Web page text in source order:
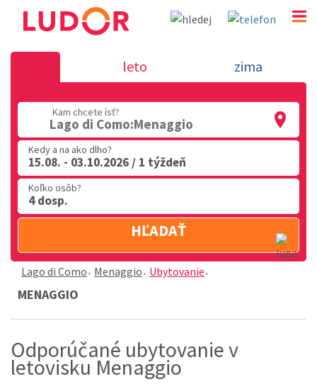
Menaggio - Lago di Como
02 2063 3182
Po-Pia: 9.00 - 16.00
leto zima
Kam chcete ísť?
Lago di Como:Menaggio
Kedy a na ako dlho?
15.08. - 03.10.2026 / 1 týždeň
Koľko osôb?
4 dosp.
HĽADAŤ
Lago di Como Menaggio Ubytovanie
MENAGGIO
Odporúčané ubytovanie v
letovisku Menaggio